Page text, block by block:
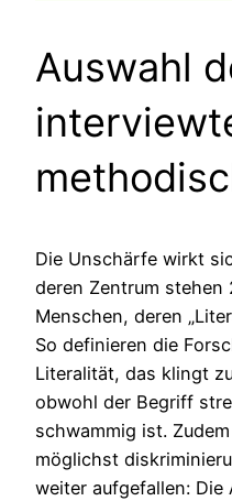
Auswahl
Die Unschärfe wirkt
deren Zentrum stehen
Menschen, deren
So definieren die
Literalität, das klingt
obwohl der Begriff
schwammig ist.
möglichst
weiter aufgefallen: